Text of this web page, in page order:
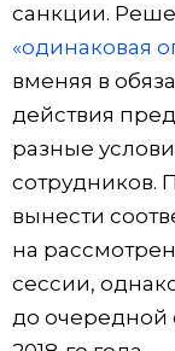
санкции.
«одинаковая
вменяя в
действия
разные
сотрудников.
вынести
на
сессии,
до очередной